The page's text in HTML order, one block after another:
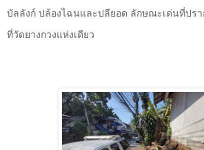
บัลลังก์ ปล้องไฉนและปลียอด ลักษณะเด่นที่ปรา
ที่วัดยางกวงแห่งเดียว